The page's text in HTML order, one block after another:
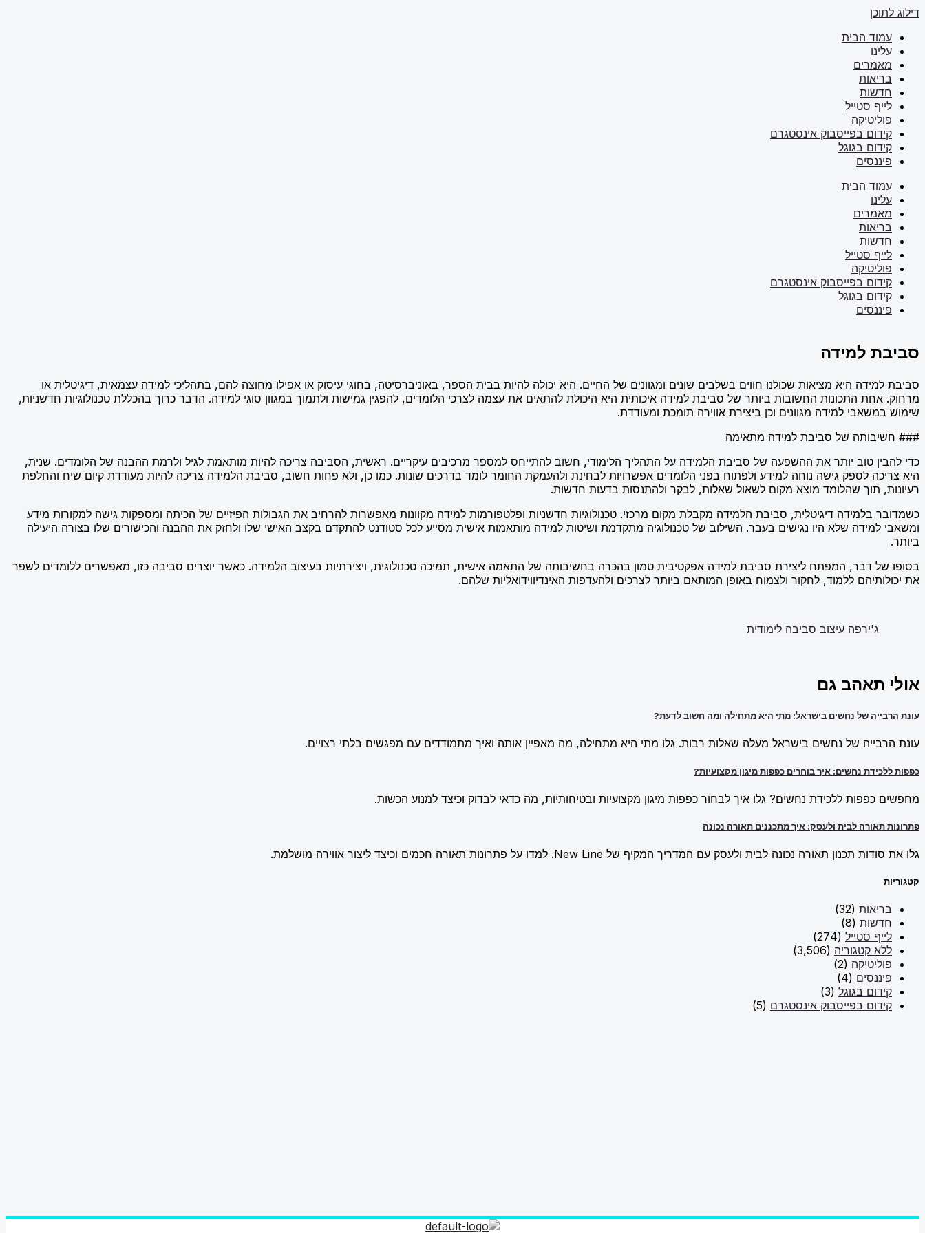
דילוג לתוכן
עמוד הבית
עלינו
מאמרים
בריאות
חדשות
לייף סטייל
פוליטיקה
קידום בפייסבוק אינסטגרם
קידום בגוגל
פיננסים
עמוד הבית
עלינו
מאמרים
בריאות
חדשות
לייף סטייל
פוליטיקה
קידום בפייסבוק אינסטגרם
קידום בגוגל
פיננסים
סביבת למידה
סביבת למידה היא מציאות שכולנו חווים בשלבים שונים ומגוונים של החיים. היא יכולה להיות בבית הספר, באוניברסיטה, בחוגי עיסוק או אפילו מחוצה להם, בתהליכי למידה עצמאית, דיגיטלית או
מרחוק. אחת התכונות החשובות ביותר של סביבת למידה איכותית היא היכולת להתאים את עצמה לצרכי הלומדים, להפגין גמישות ולתמוך במגוון סוגי למידה. הדבר כרוך בהכללת טכנולוגיות חדשניות,
שימוש במשאבי למידה מגוונים וכן ביצירת אווירה תומכת ומעודדת.
### חשיבותה של סביבת למידה מתאימה
כדי להבין טוב יותר את ההשפעה של סביבת הלמידה על התהליך הלימודי, חשוב להתייחס למספר מרכיבים עיקריים. ראשית, הסביבה צריכה להיות מותאמת לגיל ולרמת ההבנה של הלומדים. שנית,
היא צריכה לספק גישה נוחה למידע ולפתוח בפני הלומדים אפשרויות לבחינת ולהעמקת החומר לומד בדרכים שונות. כמו כן, ולא פחות חשוב, סביבת הלמידה צריכה להיות מעודדת קיום שיח והחלפת
רעיונות, תוך שהלומד מוצא מקום לשאול שאלות, לבקר ולהתנסות בדעות חדשות.
כשמדובר בלמידה דיגיטלית, סביבת הלמידה מקבלת מקום מרכזי. טכנולוגיות חדשניות ופלטפורמות למידה מקוונות מאפשרות להרחיב את הגבולות הפיזיים של הכיתה ומספקות גישה למקורות מידע
ומשאבי למידה שלא היו נגישים בעבר. השילוב של טכנולוגיה מתקדמת ושיטות למידה מותאמות אישית מסייע לכל סטודנט להתקדם בקצב האישי שלו ולחזק את ההבנה והכישורים שלו בצורה היעילה
ביותר.
בסופו של דבר, המפתח ליצירת סביבת למידה אפקטיבית טמון בהכרה בחשיבותה של התאמה אישית, תמיכה טכנולוגית, ויצירתיות בעיצוב הלמידה. כאשר יוצרים סביבה כזו, מאפשרים ללומדים לשפר
את יכולותיהם ללמוד, לחקור ולצמוח באופן המותאם ביותר לצרכים ולהעדפות האינדיווידואליות שלהם.
ג'ירפה עיצוב סביבה לימודית
אולי תאהב גם
עונת הרבייה של נחשים בישראל: מתי היא מתחילה ומה חשוב לדעת?
עונת הרבייה של נחשים בישראל מעלה שאלות רבות. גלו מתי היא מתחילה, מה מאפיין אותה ואיך מתמודדים עם מפגשים בלתי רצויים.
כפפות ללכידת נחשים: איך בוחרים כפפות מיגון מקצועיות?
מחפשים כפפות ללכידת נחשים? גלו איך לבחור כפפות מיגון מקצועיות ובטיחותיות, מה כדאי לבדוק וכיצד למנוע הכשות.
פתרונות תאורה לבית ולעסק: איך מתכננים תאורה נכונה
גלו את סודות תכנון תאורה נכונה לבית ולעסק עם המדריך המקיף של New Line. למדו על פתרונות תאורה חכמים וכיצד ליצור אווירה מושלמת.
קטגוריות
בריאות (32)
חדשות (8)
לייף סטייל (274)
ללא קטגוריה (3,506)
פוליטיקה (2)
פיננסים (4)
קידום בגוגל (3)
קידום בפייסבוק אינסטגרם (5)